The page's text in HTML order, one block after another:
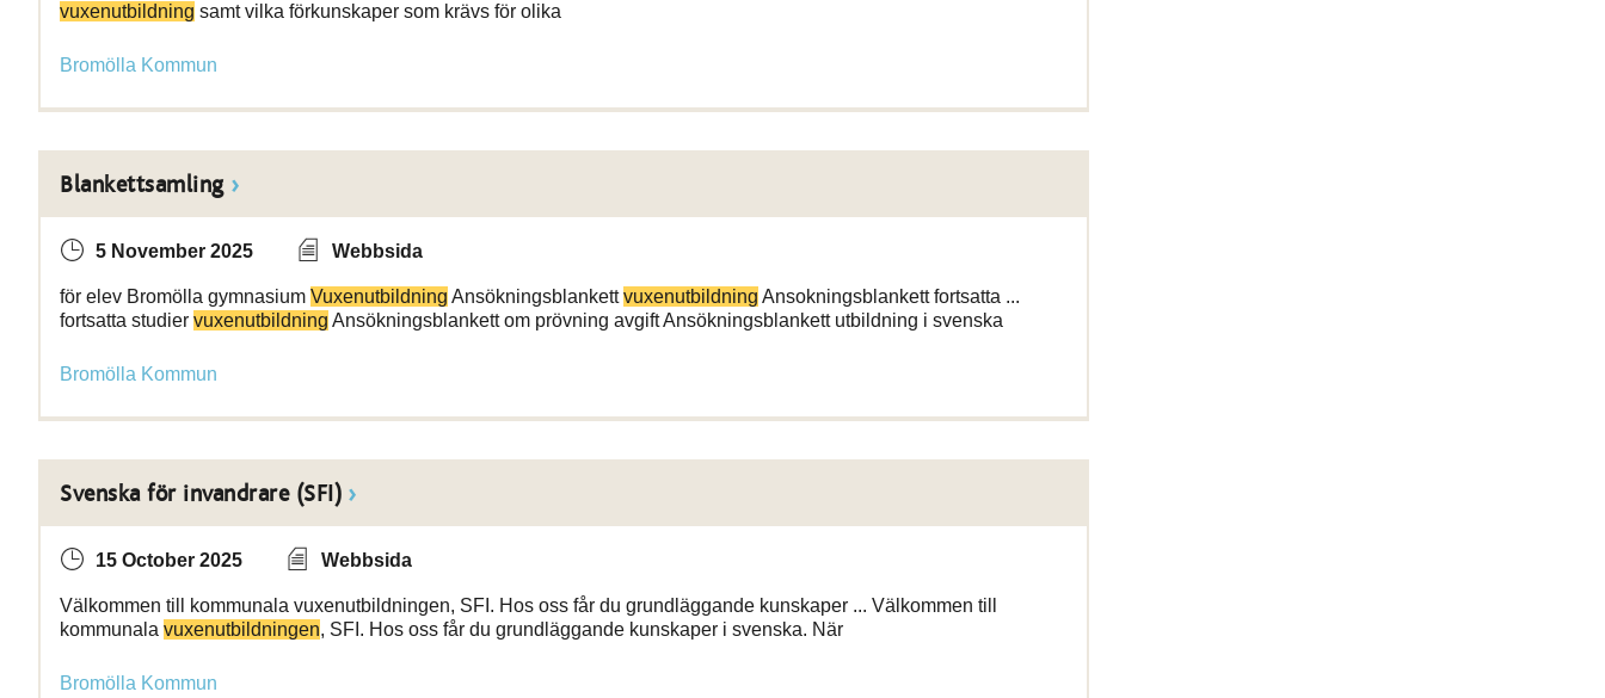
vuxenutbildning samt vilka förkunskaper som krävs för olika
Bromölla Kommun
Blankettsamling
5 November 2025 Webbsida
för elev Bromölla gymnasium Vuxenutbildning Ansökningsblankettvuxenutbildning Ansokningsblankett fortsatta ...
fortsatta studier vuxenutbildning Ansökningsblankett om prövning avgift Ansökningsblankett utbildning i svenska
Bromölla Kommun
Svenska för invandrare (SFI)
15 October 2025 Webbsida
Välkommen till kommunala vuxenutbildningen, SFI. Hos oss får du grundläggande kunskaper ... Välkommen till
kommunala vuxenutbildningen, SFI. Hos oss får du grundläggande kunskaper i svenska. När
Bromölla Kommun